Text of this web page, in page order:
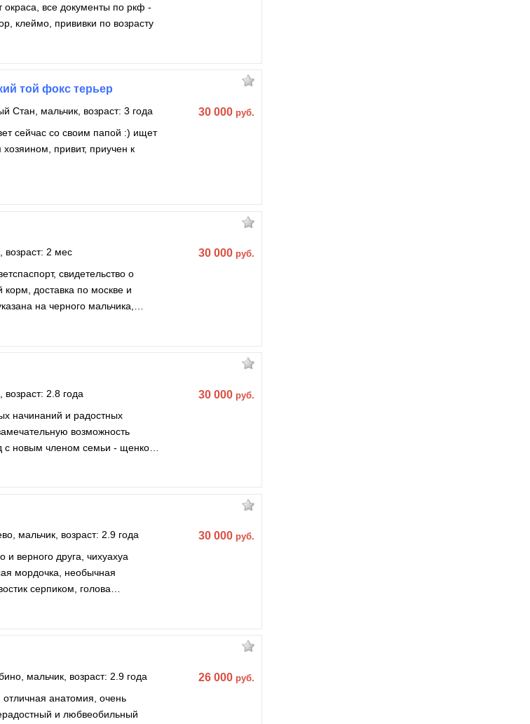
окраса, все документы по ркф -
клеймо, прививки по возрасту
той фокс терьер
Стан , мальчик, возраст: 3 года
сейчас со своим папой :) ищет
привит, приучен к
30 000 руб.
возраст: 2 мес
свидетельство о
доставка по москве и
на черного мальчика,
30 000 руб.
возраст: 2.8 года
начинаний и радостных
возможность
с новым членом семьи - щенком
30 000 руб.
, мальчик, возраст: 2.9 года
друга, чихуахуа
мордочка, необычная
серпиком, голова
30 000 руб.
, мальчик, возраст: 2.9 года
анатомия, очень
и любвеобильный
26 000 руб.